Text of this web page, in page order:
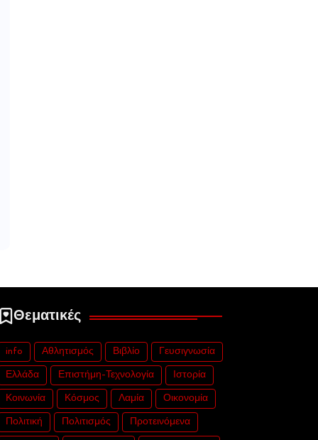
Θεματικές
info Αθλητισμός Βιβλίο Γευσιγνωσία
Ελλάδα Επιστήμη-Τεχνολογία Ιστορία
Κοινωνία Κόσμος Λαμία Οικονομία
Πολιτική Πολιτισμός Προτεινόμενα